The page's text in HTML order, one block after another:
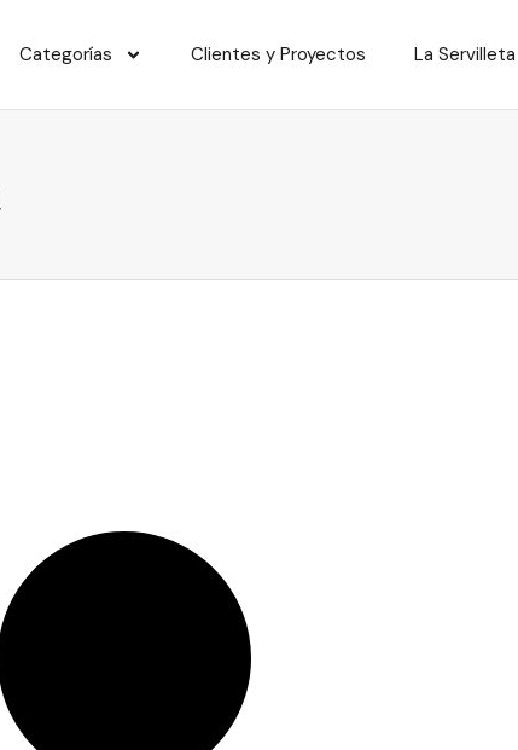
Categorías Clientes y Proyectos La Servilleta